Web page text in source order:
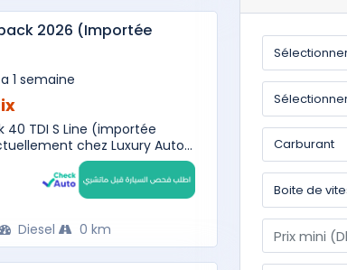
2026 (Importée
1 semaine
40 TDI S Line (importée
chez Luxury Auto...
Diesel 0 km